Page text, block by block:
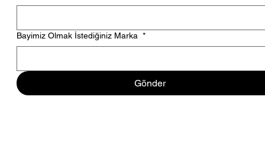
Bayimiz Olmak İstediğiniz Marka *
Gönder